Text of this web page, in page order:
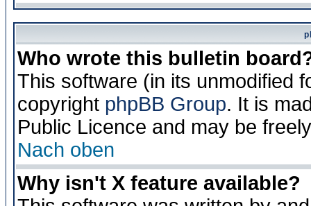
Who wrote this bulletin
This software (in its unmodified
copyright phpBB Group. It is
Public Licence and may be
Nach oben
Why isn't X feature available?